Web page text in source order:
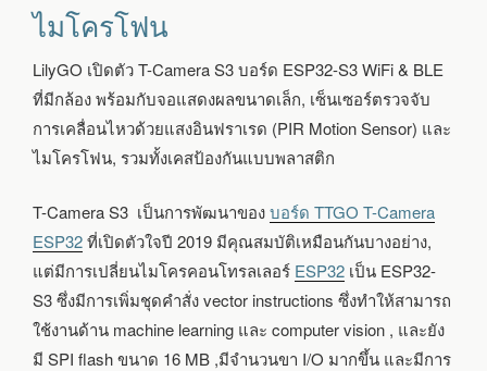
ที่
กล้อง,
จอ,
ไมโครโฟน
ไมโครโฟน
LilyGO เปิดตัว T-Camera S3 บอร์ด ESP32-S3 WiFi & BLE
ที่มีกล้อง พร้อมกับจอแสดงผลขนาดเล็ก, เซ็นเซอร์ตรวจจับ
การเคลื่อนไหวด้วยแสงอินฟราเรด (PIR Motion Sensor) และ
ไมโครโฟน, รวมทั้งเคสป้องกันแบบพลาสติก
T-Camera S3 เป็นการพัฒนาของบอร์ด TTGO T-Camera
ESP32ที่เปิดตัวใจปี 2019 มีคุณสมบัติเหมือนกันบางอย่าง,
แต่มีการเปลี่ยนไมโครคอนโทรลเลอร์ ESP32 เป็น ESP32-
S3 ซึ่งมีการเพิ่มชุดคำสั่ง vector instructions ซึ่งทำให้สามารถ
ใช้งานด้าน machine learning และ computer vision , และยัง
มี SPI flash ขนาด 16 MB ,มีจำนวนขา I/O มากขึ้น และมีการ